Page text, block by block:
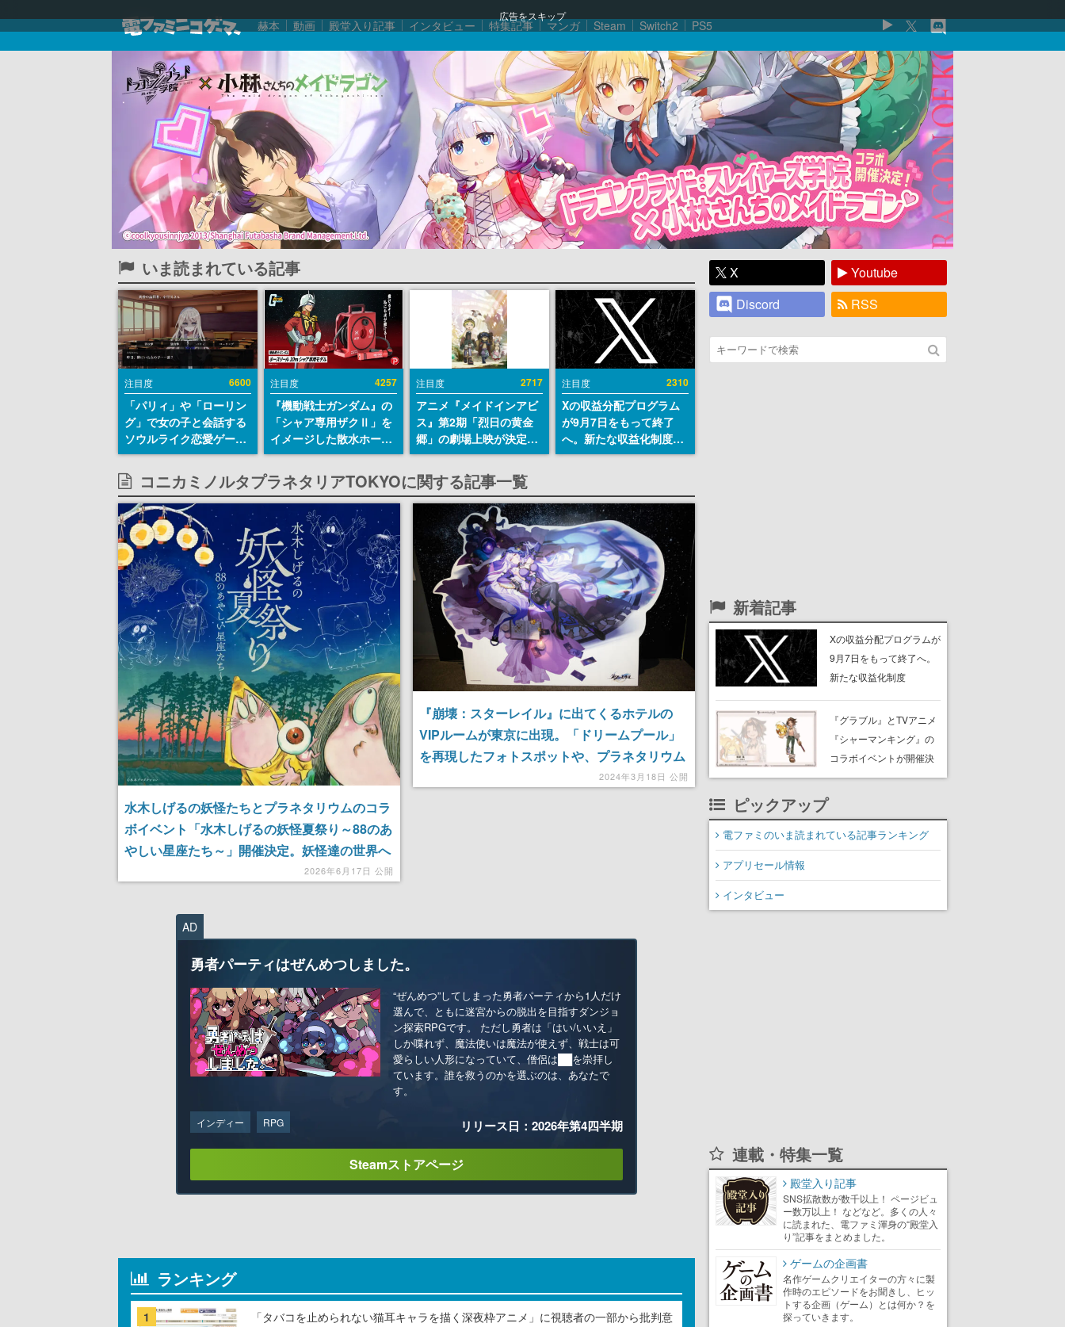
広告をスキップ
赫本 動画 殿堂入り記事 インタビュー 特集記事 マンガ Steam Switch2 PS5
いま読まれている記事
注目度 6600
「パリィ」や「ローリン
グ」で女の子と会話する
ソウルライク恋愛ゲーム
『小早川さんはソウルラ
イク』無料公開。返事に
失敗すると「YOU
DIED」
注目度 4257
『機動戦士ガンダム』の
「シャア専用ザクⅡ」を
イメージした散水ホース
リールが予約開始。本体
にはシャアのパーソナル
マークやジオン公国軍の
エンブレム、型式番号な
どを配置
注目度 2717
アニメ『メイドインアビ
ス』第2期「烈日の黄金
郷」の劇場上映が決定！
レグ役・伊瀬茉莉也さん
らが登壇する舞台挨拶も
実施
注目度 2310
Xの収益分配プログラム
が9月7日をもって終了
へ。新たな収益化制度
「Original Content
コニカミノルタプラネタリアTOKYOに関する記事一覧
水木しげるの妖怪たちとプラネタリウムのコラ
ボイベント「水木しげるの妖怪夏祭り～88のあ
やしい星座たち～」開催決定。妖怪達の世界へ
2026年6月17日 公開
『崩壊：スターレイル』に出てくるホテルの
VIPルームが東京に出現。「ドリームプール」
を再現したフォトスポットや、プラネタリウム
を使ったリッチな演出が楽しめる2024年3月18日 公開
AD
勇者パーティはぜんめつしました。
“ぜんめつ”してしまった勇者パーティから1人だけ
選んで、ともに迷宮からの脱出を目指すダンジョ
ン探索RPGです。 ただし勇者は「はい/いいえ」
しか喋れず、魔法使いは魔法が使えず、戦士は可
愛らしい人形になっていて、僧侶は██を崇拝し
ています。誰を救うのかを選ぶのは、あなたで
す。
インディー RPG リリース日：2026年第4四半期
Steamストアページ
ランキング
1
「タバコを止められない猫耳キャラを描く深夜枠アニメ」に視聴者の一部から批判意
X
Youtube
Discord
RSS
新着記事
Xの収益分配プログラムが
9月7日をもって終了へ。
新たな収益化制度
Rewards Program」を発
表
『グラブル』とTVアニメ
『シャーマンキング』の
コラボイベントが開催決
定！麻倉葉（CV：日笠陽
ピックアップ
電ファミのいま読まれている記事ランキング
アプリセール情報
インタビュー
連載・特集一覧
殿堂入り記事
SNS拡散数が数千以上！ ページビュ
ー数万以上！ などなど。多くの人々
に読まれた、電ファミ渾身の“殿堂入
り”記事をまとめました。
ゲームの企画書
名作ゲームクリエイターの方々に製
作時のエピソードをお聞きし、ヒッ
トする企画（ゲーム）とは何か？を
探っていきます。